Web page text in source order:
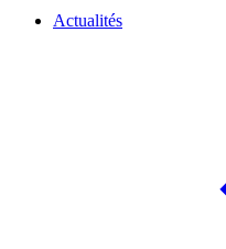
Actualités